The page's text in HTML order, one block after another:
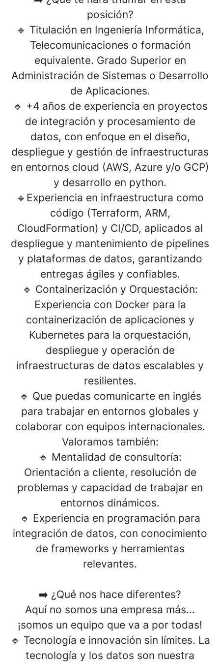
posición?
🔹 Titulación en Ingeniería Informática,
Telecomunicaciones o formación
equivalente. Grado Superior en
Administración de Sistemas o Desarrollo
de Aplicaciones.
🔹 +4 años de experiencia en proyectos
de integración y procesamiento de
datos, con enfoque en el diseño,
despliegue y gestión de infraestructuras
en entornos cloud (AWS, Azure y/o GCP)
y desarrollo en python.
🔹Experiencia en infraestructura como
código (Terraform, ARM,
CloudFormation) y CI/CD, aplicados al
despliegue y mantenimiento de pipelines
y plataformas de datos, garantizando
entregas ágiles y confiables.
🔹 Containerización y Orquestación:
Experiencia con Docker para la
containerización de aplicaciones y
Kubernetes para la orquestación,
despliegue y operación de
infraestructuras de datos escalables y
resilientes.
🔹 Que puedas comunicarte en inglés
para trabajar en entornos globales y
colaborar con equipos internacionales.
Valoramos también:
🔹 Mentalidad de consultoría:
Orientación a cliente, resolución de
problemas y capacidad de trabajar en
entornos dinámicos.
🔹 Experiencia en programación para
integración de datos, con conocimiento
de frameworks y herramientas
relevantes.
➡️ ¿Qué nos hace diferentes?
Aquí no somos una empresa más...
¡somos un equipo que va a por todas!
🔹 Tecnología e innovación sin límites. La
tecnología y los datos son nuestra